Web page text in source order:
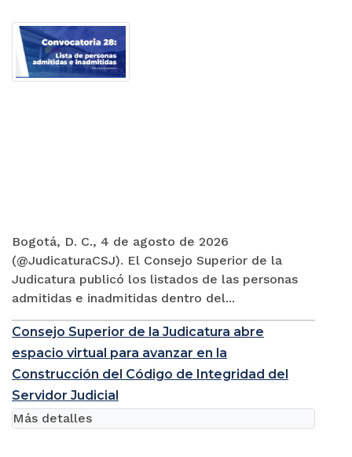
Bogotá, D. C., 4 de agosto de 2026
(@JudicaturaCSJ). El Consejo Superior de la
Judicatura publicó los listados de las personas
admitidas e inadmitidas dentro del...
Consejo Superior de la Judicatura abre
espacio virtual para avanzar en la
Construcción del Código de Integridad del
Servidor Judicial
Más detalles